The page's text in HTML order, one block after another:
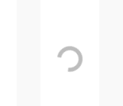
Loading...